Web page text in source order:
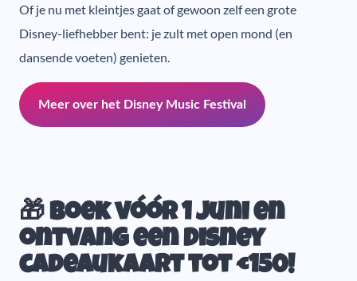
Of je nu met kleintjes gaat of gewoon zelf een grote
Disney-liefhebber bent: je zult met open mond (en
dansende voeten) genieten.
Meer over het Disney Music Festival
🎁 Boek vóór 1 juni en
ontvang een Disney
cadeaukaart tot €150!